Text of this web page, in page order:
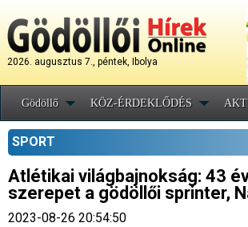
2026. augusztus 7., péntek, Ibolya
Gödöllő KÖZ-ÉRDEKLŐDÉS
SPORT
Atlétikai világbajnokság: 43
szerepet a gödöllői sprinter,
2023-08-26 20:54:50